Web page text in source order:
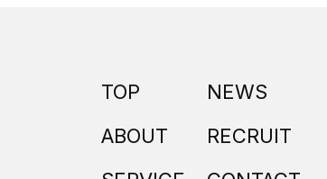
TOP
ABOUT
NEWS
RECRUIT